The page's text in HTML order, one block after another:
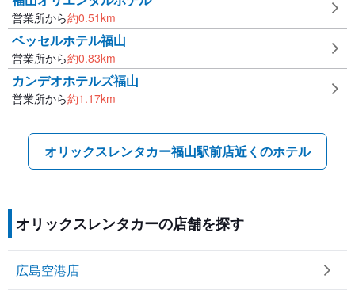
営業所から約0.51km
ベッセルホテル福山
営業所から約0.83km
カンデオホテルズ福山
営業所から約1.17km
オリックスレンタカー福山駅前店近くのホテル
オリックスレンタカーの店舗を探す
広島空港店